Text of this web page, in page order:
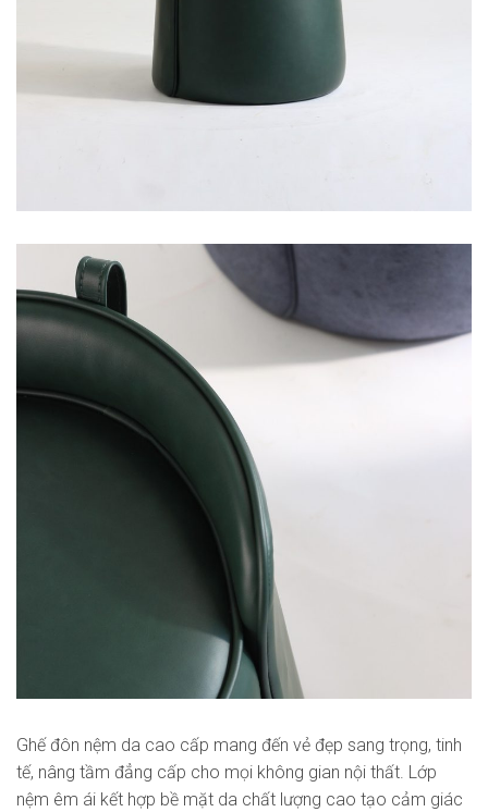
Ghế đôn nệm da cao cấp mang đến vẻ đẹp sang trọng, tinh
tế, nâng tầm đẳng cấp cho mọi không gian nội thất. Lớp
nệm êm ái kết hợp bề mặt da chất lượng cao tạo cảm giác